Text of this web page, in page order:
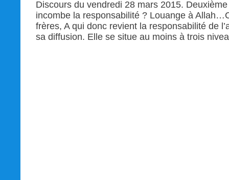
Discours du vendredi 28 mars 2015.
incombe la responsabilité ? Louange à
frères, A qui donc revient la responsabilité de
sa diffusion. Elle se situe au moins à trois